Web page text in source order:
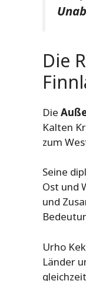
Die
Die
Kalten
zum
Seine
Ost und
und
Urho
Länder